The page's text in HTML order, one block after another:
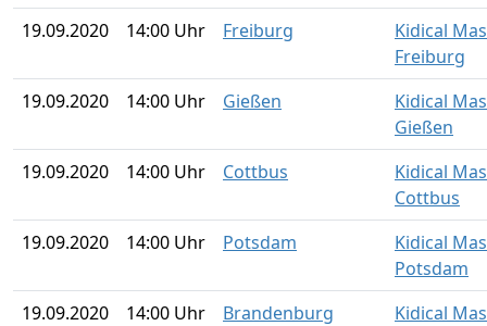
19.09.2020
14:00 Uhr Freiburg
Kidical
Freiburg
19.09.2020
14:00 Uhr Gießen
Kidical
Gießen
19.09.2020
14:00 Uhr Cottbus
Kidical
Cottbus
19.09.2020
14:00 Uhr Potsdam
Kidical
Potsdam
19.09.2020
14:00 Uhr Brandenburg
Kidical